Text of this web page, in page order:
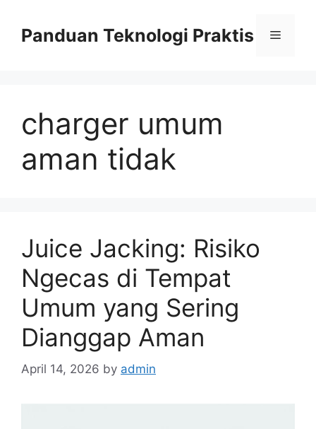
contentPanduan Teknologi Praktis Menu
charger umum
aman tidak
Juice Jacking: Risiko
Ngecas di Tempat
Umum yang Sering
Dianggap Aman
April 14, 2026 by admin